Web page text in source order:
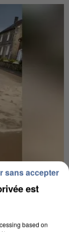
PAR UNE
est
based on
sans accepter